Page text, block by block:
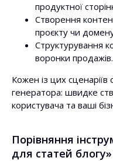
продуктної
Створення
проєкту чи
Структурування
воронки продажів.
Кожен із цих
генератора: швидке
користувача та ваші
Порівняння
для статей